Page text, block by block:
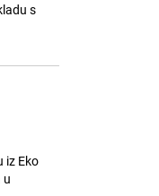
s
iz Eko
u